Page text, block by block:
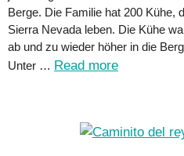
Berge. Die Familie hat 200 Kühe,
Sierra Nevada leben. Die Kühe
ab und zu wieder höher in die
Unter … Read more